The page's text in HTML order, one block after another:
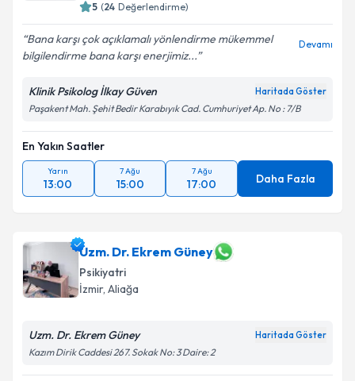
5 (24 Değerlendirme)
Bana karşı çok açıklamalı yönlendirme mükemmel
bilgilendirme bana karşı enerjimiz...
Devamı
Klinik Psikolog İlkay Güven Haritada Göster
Paşakent Mah. Şehit Bedir Karabıyık Cad. Cumhuriyet Ap. No : 7/B
En Yakın Saatler
Yarın
13:00
7 Ağu
15:00
7 Ağu
17:00 Daha Fazla
Uzm. Dr. Ekrem Güney
Psikiyatri
İzmir, Aliağa
Uzm. Dr. Ekrem Güney Haritada Göster
Kazım Dirik Caddesi 267. Sokak No: 3 Daire: 2